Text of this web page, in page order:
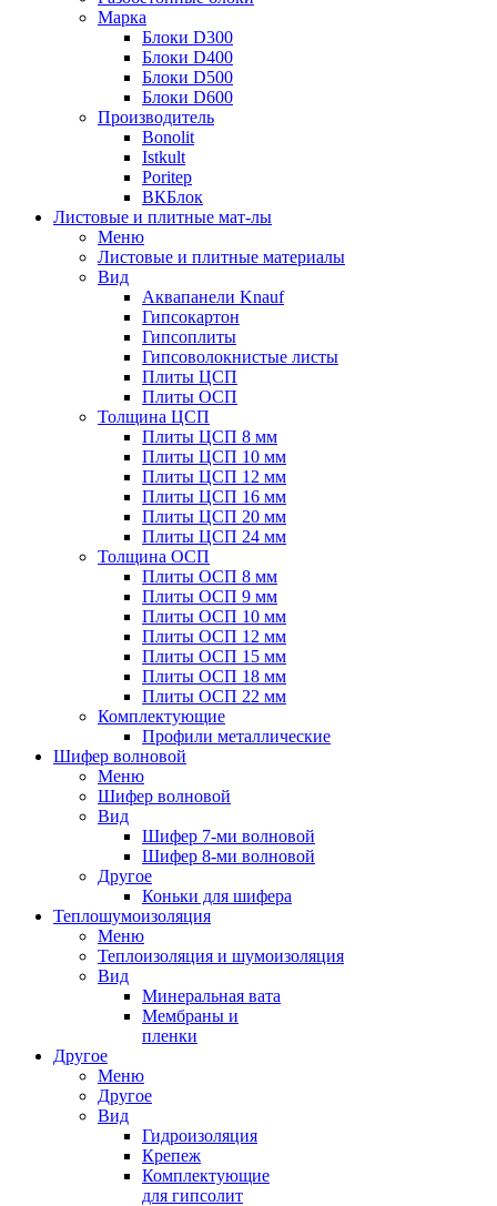
Марка
Блоки D300
Блоки D400
Блоки D500
Блоки D600
Производитель
Bonolit
Istkult
Poritep
ВКБлок
Листовые и плитные мат-лы
Меню
Листовые и плитные материалы
Вид
Аквапанели Knauf
Гипсокартон
Гипсоплиты
Гипсоволокнистые листы
Плиты ЦСП
Плиты ОСП
Толщина ЦСП
Плиты ЦСП 8 мм
Плиты ЦСП 10 мм
Плиты ЦСП 12 мм
Плиты ЦСП 16 мм
Плиты ЦСП 20 мм
Плиты ЦСП 24 мм
Толщина ОСП
Плиты ОСП 8 мм
Плиты ОСП 9 мм
Плиты ОСП 10 мм
Плиты ОСП 12 мм
Плиты ОСП 15 мм
Плиты ОСП 18 мм
Плиты ОСП 22 мм
Комплектующие
Профили металлические
Шифер волновой
Меню
Шифер волновой
Вид
Шифер 7-ми волновой
Шифер 8-ми волновой
Другое
Коньки для шифера
Теплошумоизоляция
Меню
Теплоизоляция и шумоизоляция
Вид
Минеральная вата
Мембраны и
пленки
Другое
Меню
Другое
Вид
Гидроизоляция
Крепеж
Комплектующие
для гипсолит